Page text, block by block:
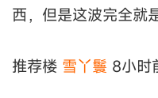
西，但是这波完全就
推荐楼 雪丫鬟 8小时